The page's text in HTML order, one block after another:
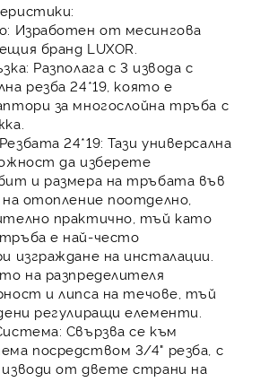
Изработен от месингова
бранд LUXOR
Разполага с 3 извода с
резба24*19 , която е
за многослойна тръба с
24*19: Тази универсална
да изберете
и размера на тръбата във
отопление поотделно,
практично, тъй като
е най-често
изграждане на инсталации.
на разпределителя
илипса на течове , тъй
регулиращи елементи.
Свързва се към
посредством 3/4" резба , с
от двете страни на